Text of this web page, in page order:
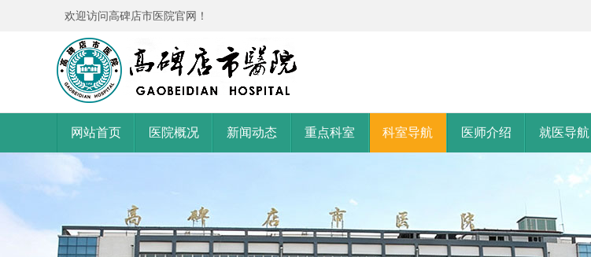
欢迎访问高碑店市医院官网！
网站首页 医院概况 新闻动态 重点科室 科室导航 医师介绍 就医导航